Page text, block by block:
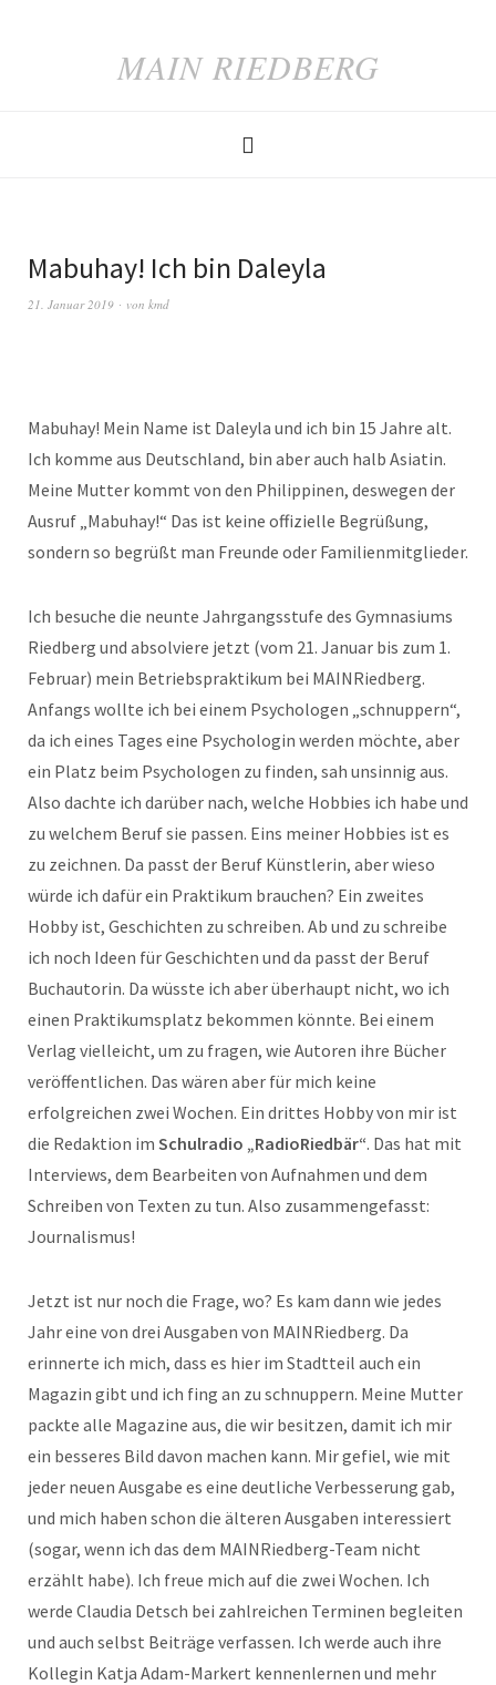
MAIN RIEDBERG
Mabuhay! Ich bin Daleyla
21. Januar 2019 von kmd
Mabuhay! Mein Name ist Daleyla und ich bin 15 Jahre alt.
Ich komme aus Deutschland, bin aber auch halb Asiatin.
Meine Mutter kommt von den Philippinen, deswegen der
Ausruf „Mabuhay!“ Das ist keine offizielle Begrüßung,
sondern so begrüßt man Freunde oder Familienmitglieder.
Ich besuche die neunte Jahrgangsstufe des Gymnasiums
Riedberg und absolviere jetzt (vom 21. Januar bis zum 1.
Februar) mein Betriebspraktikum bei MAINRiedberg.
Anfangs wollte ich bei einem Psychologen „schnuppern“,
da ich eines Tages eine Psychologin werden möchte, aber
ein Platz beim Psychologen zu finden, sah unsinnig aus.
Also dachte ich darüber nach, welche Hobbies ich habe und
zu welchem Beruf sie passen. Eins meiner Hobbies ist es
zu zeichnen. Da passt der Beruf Künstlerin, aber wieso
würde ich dafür ein Praktikum brauchen? Ein zweites
Hobby ist, Geschichten zu schreiben. Ab und zu schreibe
ich noch Ideen für Geschichten und da passt der Beruf
Buchautorin. Da wüsste ich aber überhaupt nicht, wo ich
einen Praktikumsplatz bekommen könnte. Bei einem
Verlag vielleicht, um zu fragen, wie Autoren ihre Bücher
veröffentlichen. Das wären aber für mich keine
erfolgreichen zwei Wochen. Ein drittes Hobby von mir ist
die Redaktion im Schulradio „RadioRiedbär“. Das hat mit
Interviews, dem Bearbeiten von Aufnahmen und dem
Schreiben von Texten zu tun. Also zusammengefasst:
Journalismus!
Jetzt ist nur noch die Frage, wo? Es kam dann wie jedes
Jahr eine von drei Ausgaben von MAINRiedberg. Da
erinnerte ich mich, dass es hier im Stadtteil auch ein
Magazin gibt und ich fing an zu schnuppern. Meine Mutter
packte alle Magazine aus, die wir besitzen, damit ich mir
ein besseres Bild davon machen kann. Mir gefiel, wie mit
jeder neuen Ausgabe es eine deutliche Verbesserung gab,
und mich haben schon die älteren Ausgaben interessiert
(sogar, wenn ich das dem MAINRiedberg-Team nicht
erzählt habe). Ich freue mich auf die zwei Wochen. Ich
werde Claudia Detsch bei zahlreichen Terminen begleiten
und auch selbst Beiträge verfassen. Ich werde auch ihre
Kollegin Katja Adam-Markert kennenlernen und mehr